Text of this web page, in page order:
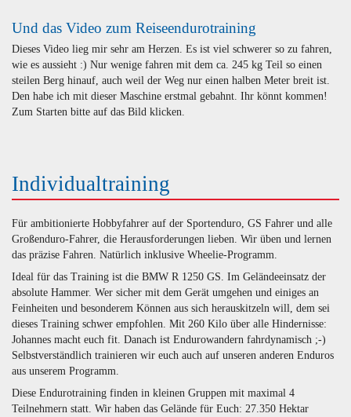
Und das Video zum Reiseendurotraining
Dieses Video lieg mir sehr am Herzen. Es ist viel schwerer so zu fahren,
wie es aussieht :) Nur wenige fahren mit dem ca. 245 kg Teil so einen
steilen Berg hinauf, auch weil der Weg nur einen halben Meter breit ist.
Den habe ich mit dieser Maschine erstmal gebahnt. Ihr könnt kommen!
Zum Starten bitte auf das Bild klicken.
Individualtraining
Für ambitionierte Hobbyfahrer auf der Sportenduro, GS Fahrer und alle
Großenduro-Fahrer, die Herausforderungen lieben. Wir üben und lernen
das präzise Fahren. Natürlich inklusive Wheelie-Programm.
Ideal für das Training ist die BMW R 1250 GS. Im Geländeeinsatz der
absolute Hammer. Wer sicher mit dem Gerät umgehen und einiges an
Feinheiten und besonderem Können aus sich herauskitzeln will, dem sei
dieses Training schwer empfohlen. Mit 260 Kilo über alle Hindernisse:
Johannes macht euch fit. Danach ist Endurowandern fahrdynamisch ;-)
Selbstverständlich trainieren wir euch auch auf unseren anderen Enduros
aus unserem Programm.
Diese Endurotraining finden in kleinen Gruppen mit maximal 4
Teilnehmern statt. Wir haben das Gelände für Euch: 27.350 Hektar